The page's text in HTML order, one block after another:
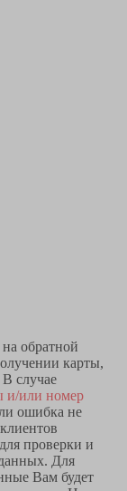
обратной
карты,
случае
и/или номер
ошибка не
для проверки и
Для
Вам будет